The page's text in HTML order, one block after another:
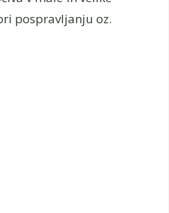
pospravljanju oz.